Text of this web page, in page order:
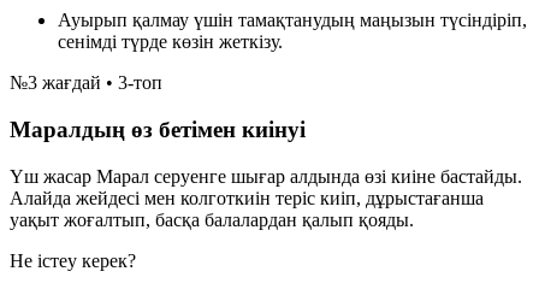
Ауырып қалмау үшін тамақтанудың маңызын түсіндіріп,
сенімді түрде көзін жеткізу.
№3 жағдай • 3-топ
Маралдың өз бетімен киінуі
Үш жасар Марал серуенге шығар алдында өзі киіне бастайды.
Алайда жейдесі мен колготкиін теріс киіп, дұрыстағанша
уақыт жоғалтып, басқа балалардан қалып қояды.
Не істеу керек?